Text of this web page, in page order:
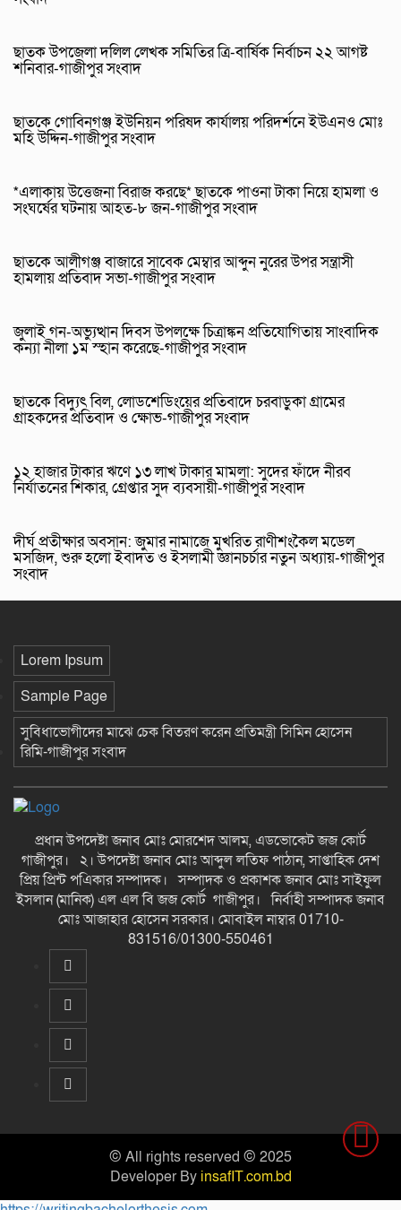
ছাতক উপজেলা দলিল লেখক সমিতির ত্রি-বার্ষিক নির্বাচন ২২ আগষ্ট
শনিবার-গাজীপুর সংবাদ
ছাতকে গোবিনগঞ্জ ইউনিয়ন পরিষদ কার্যালয় পরিদর্শনে ইউএনও মোঃ
মহি উদ্দিন-গাজীপুর সংবাদ
*এলাকায় উত্তেজনা বিরাজ করছে* ছাতকে পাওনা টাকা নিয়ে হামলা ও
সংঘর্ষের ঘটনায় আহত-৮ জন-গাজীপুর সংবাদ
ছাতকে আলীগঞ্জ বাজারে সাবেক মেম্বার আব্দুন নুরের উপর সন্ত্রাসী
হামলায় প্রতিবাদ সভা-গাজীপুর সংবাদ
জুলাই গন-অভ্যুত্থান দিবস উপলক্ষে চিত্রাঙ্কন প্রতিযোগিতায় সাংবাদিক
কন্যা নীলা ১ম স্হান করেছে-গাজীপুর সংবাদ
ছাতকে বিদ্যুৎ বিল, লোডশেডিংয়ের প্রতিবাদে চরবাড়ুকা গ্রামের
গ্রাহকদের প্রতিবাদ ও ক্ষোভ-গাজীপুর সংবাদ
১২ হাজার টাকার ঋণে ১৩ লাখ টাকার মামলা: সুদের ফাঁদে নীরব
নির্যাতনের শিকার, গ্রেপ্তার সুদ ব্যবসায়ী-গাজীপুর সংবাদ
দীর্ঘ প্রতীক্ষার অবসান: জুমার নামাজে মুখরিত রাণীশংকৈল মডেল
মসজিদ, শুরু হলো ইবাদত ও ইসলামী জ্ঞানচর্চার নতুন অধ্যায়-গাজীপুর
সংবাদ
Lorem Ipsum
Sample Page
সুবিধাভোগীদের মাঝে চেক বিতরণ করেন প্রতিমন্ত্রী সিমিন হোসেন
রিমি-গাজীপুর সংবাদ
প্রধান উপদেষ্টা জনাব মোঃ মোরশেদ আলম, এডভোকেট জজ কোর্ট
গাজীপুর। ২। উপদেষ্টা জনাব মোঃ আব্দুল লতিফ পাঠান, সাপ্তাহিক দেশ
প্রিয় প্রিন্ট পএিকার সম্পাদক। সম্পাদক ও প্রকাশক জনাব মোঃ সাইফুল
ইসলান (মানিক) এল এল বি জজ কোর্ট গাজীপুর। নির্বাহী সম্পাদক জনাব
মোঃ আজাহার হোসেন সরকার। মোবাইল নাম্বার 01710-
831516/01300-550461
© All rights reserved © 2025
Developer By insafIT.com.bd